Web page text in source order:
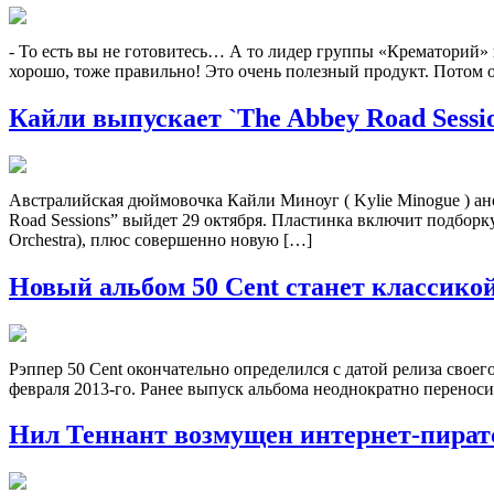
- То есть вы не готовитесь… А то лидер группы
хорошо, тоже правильно! Это очень полезный продукт.
Кайли выпускает `The Abbey Road
Австралийская дюймовочка Кайли Миноуг ( Kylie Minogue )
Road Sessions” выйдет 29 октября. Пластинка включит
Orchestra), плюс совершенно новую […]
Новый альбом 50 Cent станет
Рэппер 50 Cent окончательно определился с датой релиза
февраля 2013-го. Ранее выпуск альбома неоднократно
Нил Теннант возмущен интернет-